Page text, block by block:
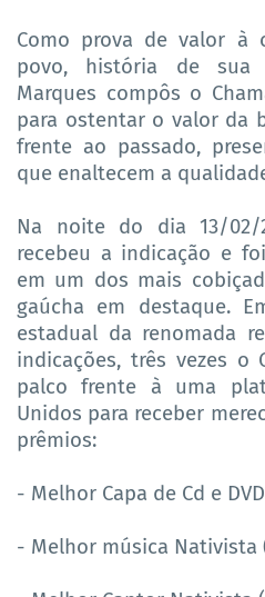
Como prova de valor à
povo, história de sua
Marques compôs o
para ostentar o valor da
frente ao passado,
que enaltecem a
Na noite do dia 13/02/
recebeu a indicação e
em um dos mais
gaúcha em destaque.
estadual da renomada
indicações, três vezes o
palco frente à uma
Unidos para receber
prêmios:
- Melhor Capa de Cd e
- Melhor música Nativista